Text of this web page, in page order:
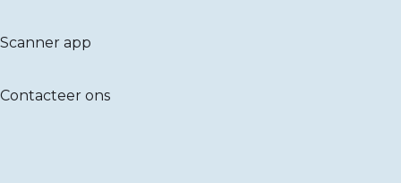
Scanner app
Contacteer ons